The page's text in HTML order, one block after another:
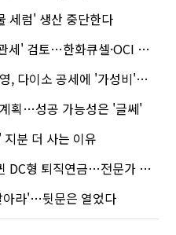
세럼' 생산 중단한다
토…한화큐셀·OCI 영향은?
소 공세에 '가성비'로 맞불
획…성공 가능성은 '글쎄'
분 더 사는 이유
형 퇴직연금…전문가 조언은
아라'…뒷문은 열었다